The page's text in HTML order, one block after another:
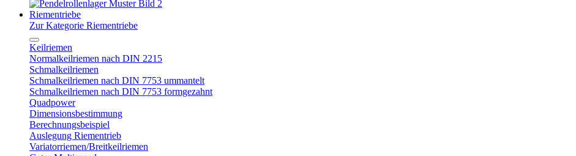
Riementriebe
Zur Kategorie Riementriebe
Keilriemen
Normalkeilriemen nach DIN 2215
Schmalkeilriemen
Schmalkeilriemen nach DIN 7753 ummantelt
Schmalkeilriemen nach DIN 7753 formgezahnt
Quadpower
Dimensionsbestimmung
Berechnungsbeispiel
Auslegung Riementrieb
Variatorriemen/Breitkeilriemen